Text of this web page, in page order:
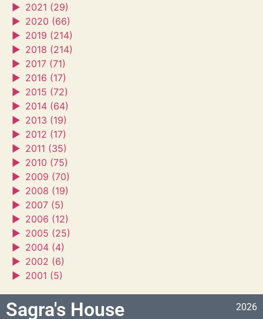
► 2021 (29)
► 2020 (66)
► 2019 (214)
► 2018 (214)
► 2017 (71)
► 2016 (17)
► 2015 (72)
► 2014 (64)
► 2013 (19)
► 2012 (17)
► 2011 (35)
► 2010 (75)
► 2009 (70)
► 2008 (19)
► 2007 (5)
► 2006 (12)
► 2005 (25)
► 2004 (4)
► 2002 (6)
► 2001 (5)
Sagra's House 2026